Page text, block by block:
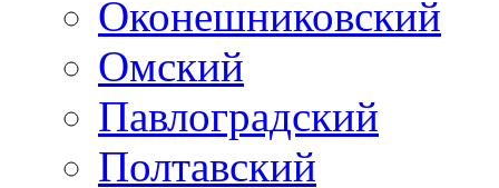
Оконешниковский
Омский
Павлоградский
Полтавский